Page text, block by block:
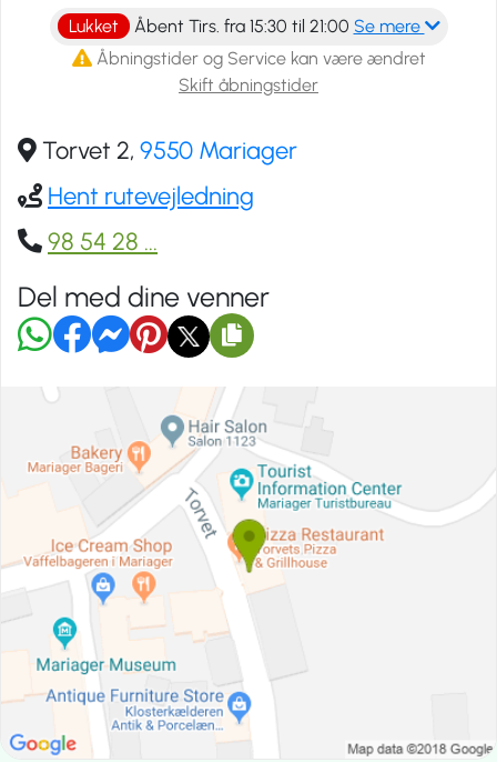
Lukket Åbent Tirs. fra 15:30 til 21:00 Se mere
Åbningstider og Service kan være ændret
Skift åbningstider
Torvet 2, 9550 Mariager
Hent rutevejledning
98 54 28 ...
Del med dine venner